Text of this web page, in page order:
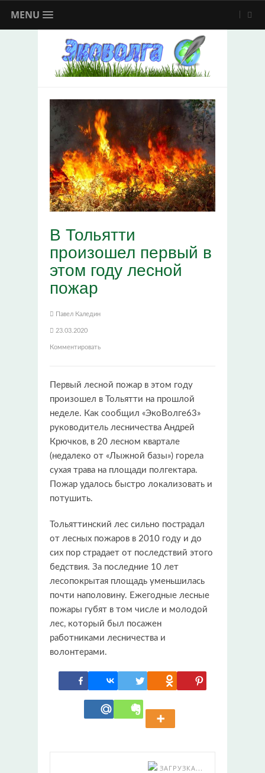
MENU
В Тольятти
произошел первый в
этом году лесной
пожар
Павел Каледин
23.03.2020
Комментировать
Первый лесной пожар в этом году
произошел в Тольятти на прошлой
неделе. Как сообщил «ЭкоВолге63»
руководитель лесничества Андрей
Крючков, в 20 лесном квартале
(недалеко от «Лыжной базы») горела
сухая трава на площади полгектара.
Пожар удалось быстро локализовать и
потушить.
Тольяттинский лес сильно пострадал
от лесных пожаров в 2010 году и до
сих пор страдает от последствий этого
бедствия. За последние 10 лет
лесопокрытая площадь уменьшилась
почти наполовину. Ежегодные лесные
пожары губят в том числе и молодой
лес, который был посажен
работниками лесничества и
волонтерами.
ЗАГРУЗКА...